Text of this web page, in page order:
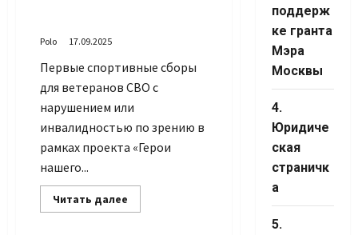
Polo 17.09.2025
Первые спортивные сборы
для ветеранов СВО с
нарушением или
инвалидностью по зрению в
рамках проекта «Герои
нашего...
Читать далее
больше
поддерж
ке гранта
Мэра
Москвы
4.
Юридиче
ская
страничк
а
5.